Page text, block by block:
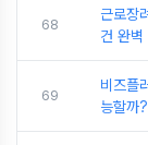
68
근로장
건 완벽
69
비즈플
능할까?